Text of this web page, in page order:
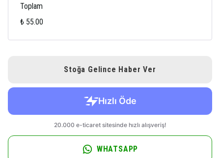
Toplam
₺ 55.00
Stoğa Gelince Haber Ver
WHATSAPP